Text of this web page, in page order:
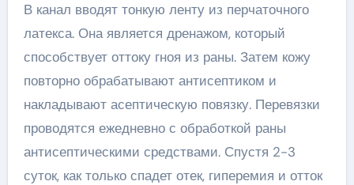
В канал вводят тонкую ленту из перчаточного
латекса. Она является дренажом, который
способствует оттоку гноя из раны. Затем кожу
повторно обрабатывают антисептиком и
накладывают асептическую повязку. Перевязки
проводятся ежедневно с обработкой раны
антисептическими средствами. Спустя 2-3
суток, как только спадет отек, гиперемия и отток